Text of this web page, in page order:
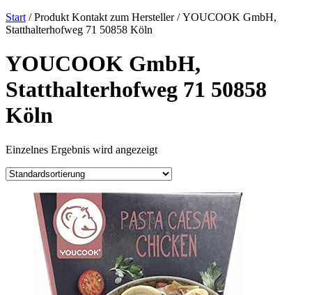
Start / Produkt Kontakt zum Hersteller / ‎YOUCOOK GmbH,
Statthalterhofweg 71 50858 Köln
‎YOUCOOK GmbH,
Statthalterhofweg 71 50858
Köln
Einzelnes Ergebnis wird angezeigt